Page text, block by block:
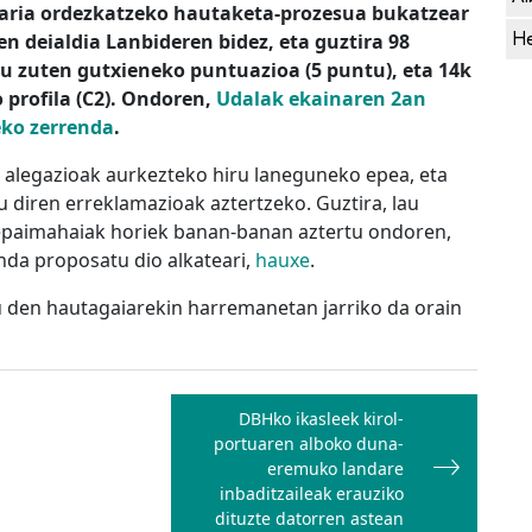
ordezkatzeko hautaketa-prozesua bukatzear
deialdia Lanbideren bidez, eta guztira 98
gutxieneko puntuazioa (5 puntu), eta 14k
(C2). Ondoren, Udalak ekainaren 2an
zerrenda.
aurkezteko hiru laneguneko epea, eta
diren erreklamazioak aztertzeko. Guztira, lau
horiek banan-banan aztertu ondoren,
proposatu dio alkateari, hauxe.
hautagaiarekin harremanetan jarriko da orain
DBHko ikasleek kirol-
portuaren alboko duna-
eremuko landare
inbaditzaileak erauziko
dituzte datorren astean